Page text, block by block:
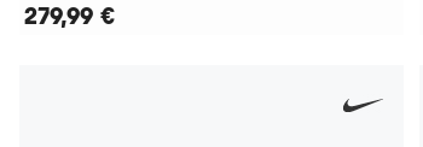
279,99 €